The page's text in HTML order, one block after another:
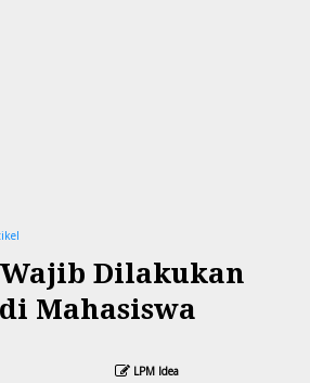
Dilakukan
Mahasiswa
LPM Idea